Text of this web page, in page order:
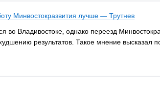
Минвостокразвития лучше — Трутнев
во Владивостоке, однако переезд
результатов. Такое мнение высказал